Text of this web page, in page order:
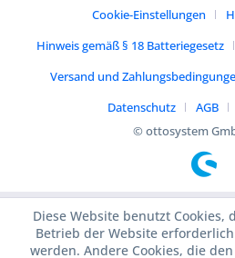
Cookie-Einstellungen
Hinweis gemäß § 18 Batteriegesetz
Versand und
Datenschutz
AGB
© ottosystem
Diese Website benutzt Cookies,
Betrieb der Website
werden. Andere Cookies, die